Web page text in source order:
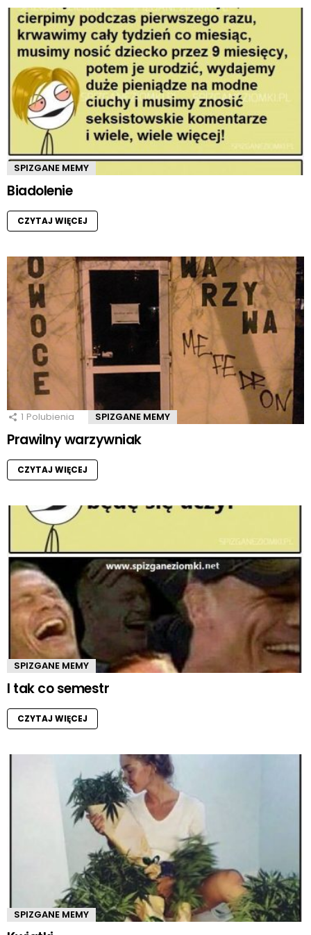
SPIZGANE MEMY
Biadolenie
CZYTAJ WIĘCEJ
1 Polubienia SPIZGANE MEMY
Prawilny warzywniak
CZYTAJ WIĘCEJ
SPIZGANE MEMY
I tak co semestr
CZYTAJ WIĘCEJ
SPIZGANE MEMY